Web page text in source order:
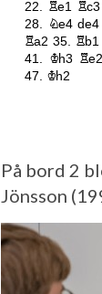
På bord 2
Jönsson